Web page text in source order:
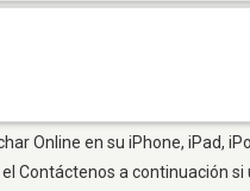
Online en su iPhone, iPad,
Contáctenos a continuación